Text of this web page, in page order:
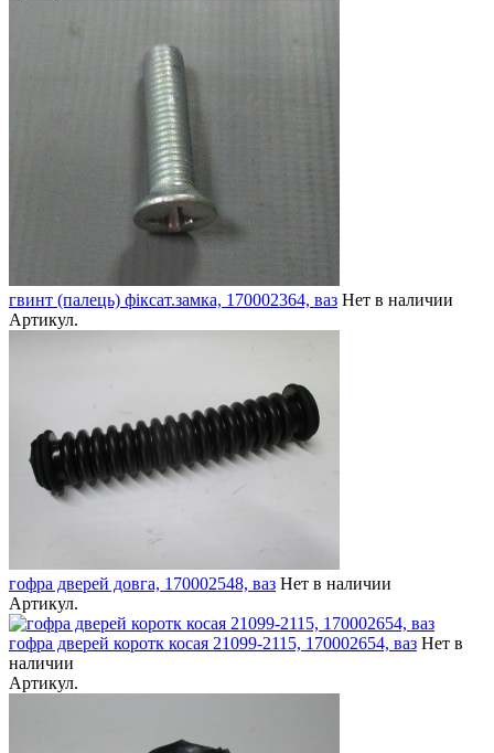
гвинт (палець) фіксат.замка, 170002364, ваз Нет в наличии
Артикул.
гофра дверей довга, 170002548, ваз Нет в наличии
Артикул.
гофра дверей коротк косая 21099-2115, 170002654, ваз Нет в
наличии
Артикул.